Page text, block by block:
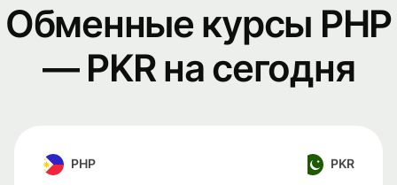
Обменные курсы PHP
— PKR на сегодня
PHP PKR